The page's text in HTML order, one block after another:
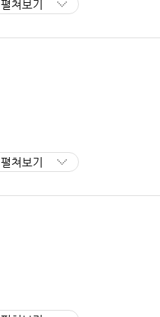
펼쳐보기
펼쳐보기